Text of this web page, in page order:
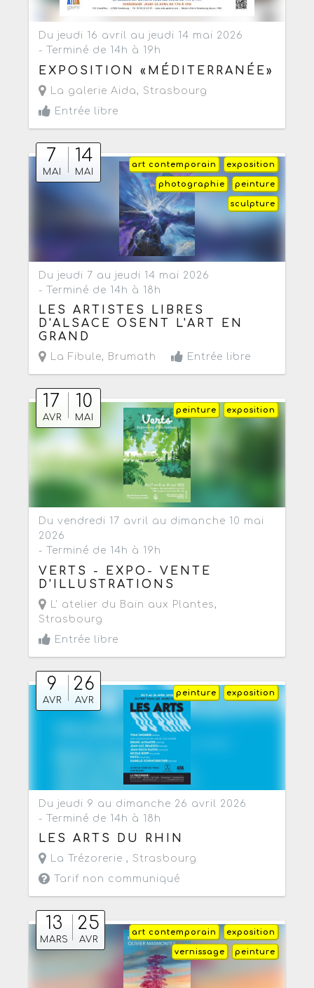
Du jeudi 16 avril au jeudi 14 mai 2026
- Terminé de 14h à 19h
EXPOSITION «MÉDITERRANÉE»
La galerie Aida, Strasbourg
Entrée libre
7
MAI
14
MAI
exposition
art contemporain
peinture
photographie
sculpture
Du jeudi 7 au jeudi 14 mai 2026
- Terminé de 14h à 18h
LES ARTISTES LIBRES
D'ALSACE OSENT L'ART EN
GRAND
La Fibule, Brumath Entrée libre
17
AVR
10
MAI
exposition
peinture
Du vendredi 17 avril au dimanche 10 mai
2026
- Terminé de 14h à 19h
VERTS - EXPO- VENTE
D'ILLUSTRATIONS
L' atelier du Bain aux Plantes,
Strasbourg
Entrée libre
9
AVR
26
AVR
exposition
peinture
Du jeudi 9 au dimanche 26 avril 2026
- Terminé de 14h à 18h
LES ARTS DU RHIN
La Trézorerie , Strasbourg
Tarif non communiqué
13
MARS
25
AVR
exposition
art contemporain
peinture
vernissage